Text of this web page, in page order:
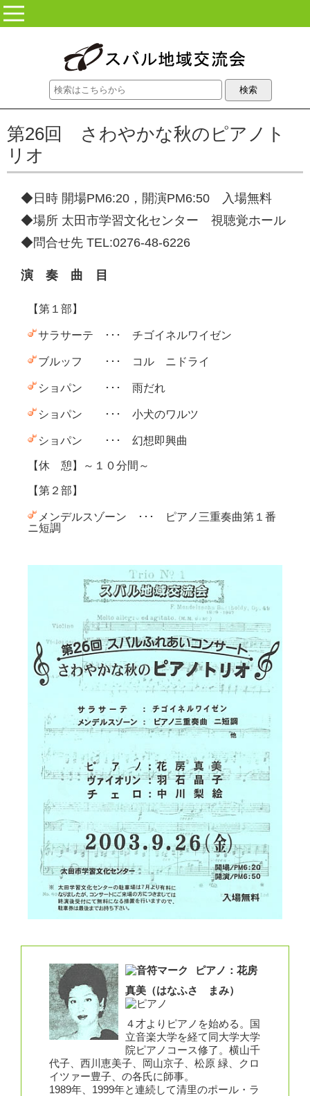
コンテンツに移動
第26回 さわやかな秋のピアノト
リオ
◆日時 開場PM6:20，開演PM6:50 入場無料
◆場所 太田市学習文化センター 視聴覚ホール
◆問合せ先 TEL:0276-48-6226
演 奏 曲 目
【第１部】
サラサーテ ･･･ チゴイネルワイゼン
ブルッフ ･･･ コル ニドライ
ショパン ･･･ 雨だれ
ショパン ･･･ 小犬のワルツ
ショパン ･･･ 幻想即興曲
【休 憩】～１０分間～
【第２部】
メンデルスゾーン ･･･ ピアノ三重奏曲第１番
ニ短調
ピアノ：花房
真美（はなふさ まみ）
４才よりピアノを始める。国
立音楽大学を経て同大学大学
院ピアノコース修了。横山千
代子、西川恵美子、岡山京子、松原 緑、クロ
イツァー豊子、の各氏に師事。
1989年、1999年と連続して清里のポール・ラ